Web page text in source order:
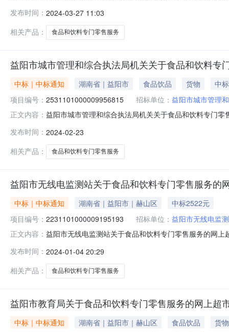
码:430902项目所在行政区划名称:湖南省益阳市资阳区
发布时间： 2024-03-27 11:03
相关产品：
食品和饮料专门零售服务
益阳市城市管理和综合执法局机关关于食品和饮料专
中标｜中标通知 湖南省｜益阳市 食品饮品 货物
中
项目编号： 2531101000009956815 招标单位： 益阳市城市管理
正文内容： 益阳市城市管理和综合执法局机关关于食品和饮料专门
采购项目项目编号:2531101000009956815项目联系人:
发布时间： 2024-02-23
相关产品：
食品和饮料专门零售服务
益阳市无线电监测站关于食品和饮料专门零售服务的
中标｜中标通知 湖南省｜益阳市｜赫山区
中标2522元
项目编号： 2231101000009195193 招标单位： 益阳市无线电监
正文内容： 益阳市无线电监测站关于食品和饮料专门零售服务的网
号:2231101000009195193项目联系人:杨华项目联系电
单位信息采购
发布时间： 2024-01-04 20:29
相关产品：
食品和饮料专门零售服务
益阳市教育局关于食品和饮料专门零售服务的网上超
中标｜中标通知 湖南省｜益阳市｜赫山区 食品饮品
货物